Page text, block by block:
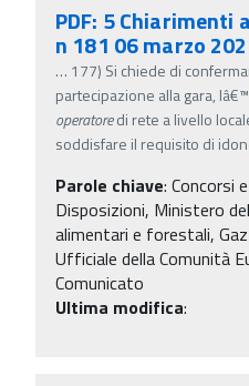
PDF: 5 Chiarimenti
n 181 06 marzo
… 177) Si chiede di
partecipazione alla gara,
operatoredi rete a livello
soddisfare il requisito di
Parole chiave: Concorsi
Disposizioni, Ministero
alimentari e forestali,
Ufficiale della Comunità
Comunicato
Ultima modifica: